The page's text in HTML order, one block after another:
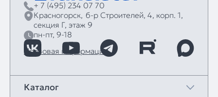
+ 7 (495) 234 07 70
Красногорск, б‑р Строителей, 4, корп. 1,
секция Г, этаж 9
пн-пт, 9-18
Правовая информация
Каталог